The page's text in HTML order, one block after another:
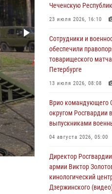
в похищении
Сотрудники и
обеспечили
матча Кубка России
В Грозном
присоединились к
акции «От сердца к
В Бурятии и
задержали
обороте наркотиков
Чеченскую
23 июля 2026, 16:10
Сотрудники и
обеспечили
товарищеского
Петербурге
13 июля 2026, 08:08
Врио командующего
округом Росгвардии
выпускниками
04 августа 2026, 05:00
Директор
армии Виктор
кинологический
Дзержинского